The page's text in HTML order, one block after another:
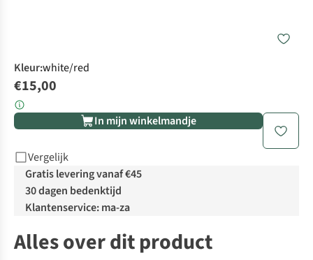
Kleur:white/red
€15,00
In mijn winkelmandje
Vergelijk
Gratis levering vanaf €45
30 dagen bedenktijd
Klantenservice: ma-za
Alles over dit product